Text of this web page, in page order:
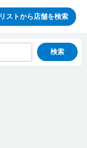
リストから店舗を検索
検索